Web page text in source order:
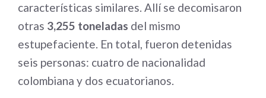
características similares. Allí se decomisaron
otras 3,255 toneladas del mismo
estupefaciente. En total, fueron detenidas
seis personas: cuatro de nacionalidad
colombiana y dos ecuatorianos.